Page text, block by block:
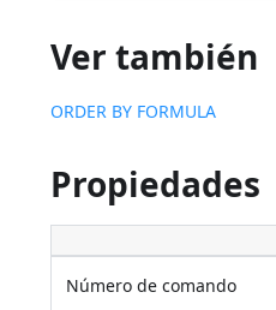
Ver también
ORDER BY FORMULA
Propiedades
Número de comando